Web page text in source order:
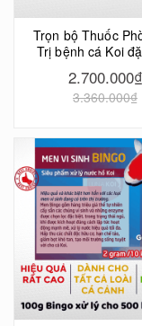
Trọn bộ Thuốc
Trị bệnh cá Koi
diện sức khỏe
2.700.000₫
3.360.000₫